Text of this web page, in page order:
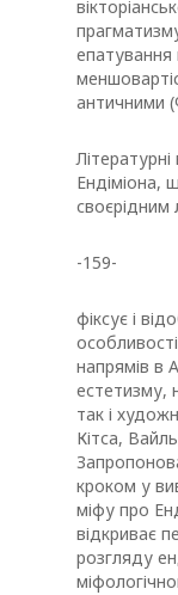
епатування
античними
Ендіміона,
своєрідним
-159-
фіксує і
напрямів в
естетизму,
так і
Кітса,
кроком у
міфу про
відкриває
розгляду